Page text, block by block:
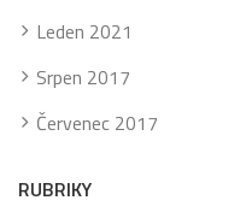
Leden 2021
Srpen 2017
Červenec 2017
RUBRIKY